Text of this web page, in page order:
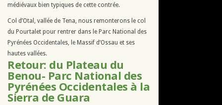
médiévaux bien typiques de cette contrée.
Col d’Otal, vallée de Tena, nous remonterons le col
du Pourtalet pour rentrer dans le Parc National des
Pyrénées Occidentales, le Massif d’Ossau et ses
hautes vallées.
Retour: du Plateau du
Benou- Parc National des
Pyrénées Occidentales à la
Sierra de Guara